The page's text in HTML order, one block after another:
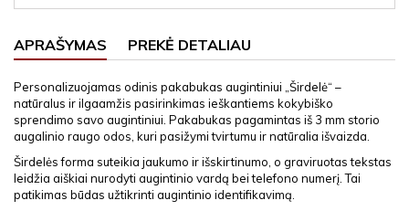
APRAŠYMAS PREKĖ DETALIAU
Personalizuojamas odinis pakabukas augintiniui „Širdelė“ –
natūralus ir ilgaamžis pasirinkimas ieškantiems kokybiško
sprendimo savo augintiniui. Pakabukas pagamintas iš 3 mm storio
augalinio raugo odos, kuri pasižymi tvirtumu ir natūralia išvaizda.
Širdelės forma suteikia jaukumo ir išskirtinumo, o graviruotas tekstas
leidžia aiškiai nurodyti augintinio vardą bei telefono numerį. Tai
patikimas būdas užtikrinti augintinio identifikavimą.